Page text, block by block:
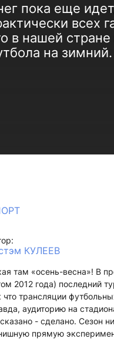
пока еще
всех
в нашей
на зимний.
КУЛЕЕВ
там «осень-весна»! В
2012 года) последний
что трансляции
аудиторию на
- сделано. Сезон
прямую